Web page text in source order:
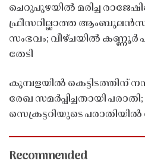
ചെറുപുഴയിൽ മരിച്ച
ഫ്രീസറില്ലാത്ത
സംഭവം; വീഴ്ചയിൽ
തേടി
കുമ്പളയിൽ കെട്ടിടത്തിന്
രേഖ സമർപ്പിച്ചതായി
സെക്രട്ടറിയുടെ
Recommended